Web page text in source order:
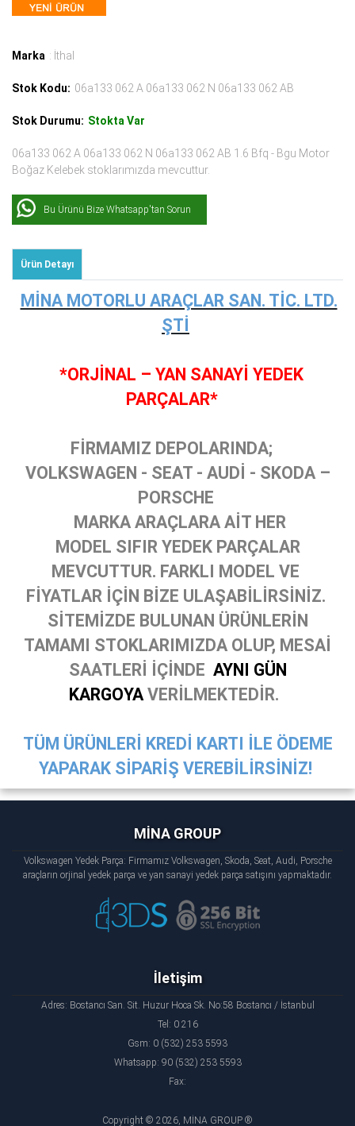
Marka : İthal
Stok Kodu: 06a133 062 A 06a133 062 N 06a133 062 AB
Stok Durumu: Stokta Var
06a133 062 A 06a133 062 N 06a133 062 AB 1.6 Bfq - Bgu Motor
Boğaz Kelebek stoklarımızda mevcuttur.
Bu Ürünü Bize Whatsapp'tan Sorun
Ürün Detayı
MİNA MOTORLU ARAÇLAR SAN. TİC. LTD.
ŞTİ
*ORJİNAL – YAN SANAYİ YEDEK
PARÇALAR*
FİRMAMIZ DEPOLARINDA;
VOLKSWAGEN - SEAT - AUDİ - SKODA –
PORSCHE
MARKA ARAÇLARA AİT HER
MODEL SIFIR YEDEK PARÇALAR
MEVCUTTUR. FARKLI MODEL VE
FİYATLAR İÇİN BİZE ULAŞABİLİRSİNİZ.
SİTEMİZDE BULUNAN ÜRÜNLERİN
TAMAMI STOKLARIMIZDA OLUP, MESAİ
SAATLERİ İÇİNDE AYNI GÜN
KARGOYA VERİLMEKTEDİR.
TÜM ÜRÜNLERİ KREDİ KARTI İLE ÖDEME
YAPARAK SİPARİŞ VEREBİLİRSİNİZ!
MİNA GROUP
Volkswagen Yedek Parça: Firmamız Volkswagen, Skoda, Seat, Audi, Porsche
araçların orjinal yedek parça ve yan sanayi yedek parça satışını yapmaktadır.
İletişim
Adres: Bostancı San. Sit. Huzur Hoca Sk. No:58 Bostancı / İstanbul
Tel: 0 216
Gsm: 0 (532) 253 5593
Whatsapp: 90 (532) 253 5593
Fax:
Copyright © 2026, MİNA GROUP ®